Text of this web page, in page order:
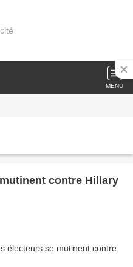
MENU
contre Hillary